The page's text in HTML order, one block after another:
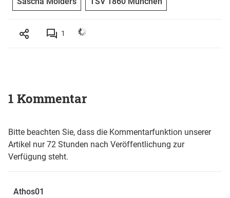
1
1 Kommentar
Bitte beachten Sie, dass die Kommentarfunktion unserer
Artikel nur 72 Stunden nach Veröffentlichung zur
Verfügung steht.
Athos01